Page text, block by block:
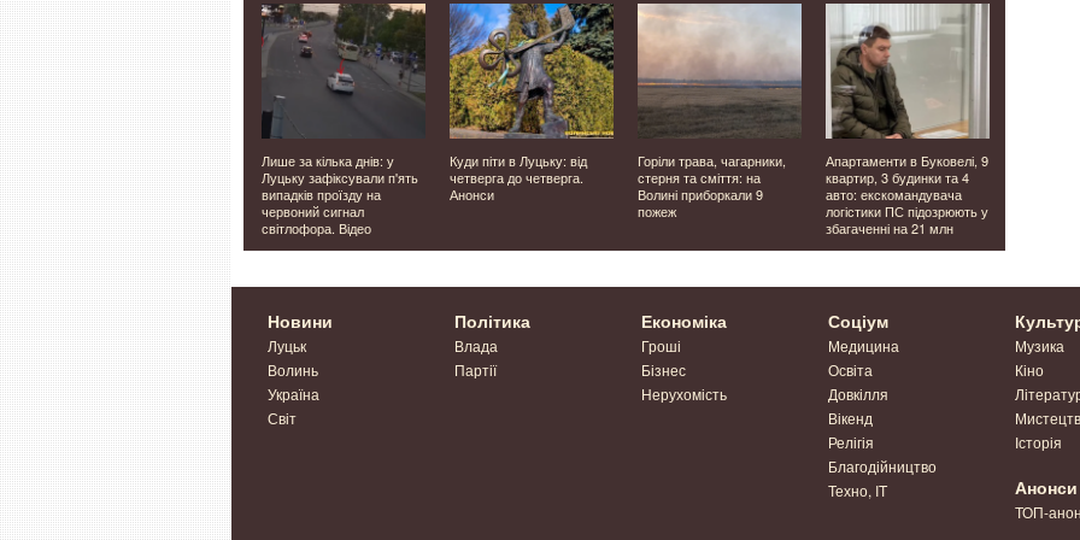
На Київщині росіяни
знищили завод і логістичні
комплекси «Епіцентру»,
сортувальний центр
«Нової пошти» та
найбільший розподільчий
хаб Rozetka
Лише за кілька днів: у
Луцьку зафіксували п'ять
випадків проїзду на
червоний сигнал
світлофора. Відео
Куди піти в Луцьку: від
четверга до четверга.
Анонси
Горіли трава, чагарники,
стерня та сміття: на
Волині приборкали 9
пожеж
Апартаменти в Буковелі, 9
квартир, 3 будинки та 4
авто: екскомандувача
логістики ПС підозрюють у
збагаченні на 21 млн
Новини
Луцьк
Волинь
Україна
Світ
Політика
Влада
Партії
Економіка
Гроші
Бізнес
Нерухомість
Соціум
Медицина
Освіта
Довкілля
Вікенд
Релігія
Благодійництво
Техно, IT
Музика
Кіно
Історія
Анонси
ТОП-